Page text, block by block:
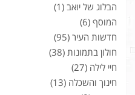
הבלוג של יואב (1)
המוסף (6)
חדשות העיר (95)
חולון בתמונות (38)
חיי לילה (27)
חינוך והשכלה (13)